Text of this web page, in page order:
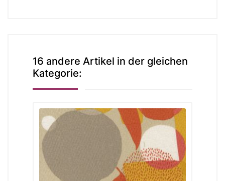
16 andere Artikel in der gleichen
Kategorie: